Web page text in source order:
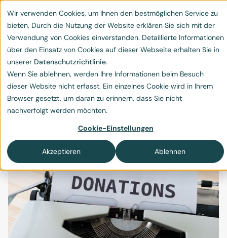
Wir verwenden Cookies, um Ihnen den bestmöglichen Service zu
bieten. Durch die Nutzung der Website erklären Sie sich mit der
Verwendung von Cookies einverstanden. Detaillierte Informationen
über den Einsatz von Cookies auf dieser Webseite erhalten Sie in
unserer Datenschutzrichtlinie.
Wenn Sie ablehnen, werden Ihre Informationen beim Besuch
dieser Website nicht erfasst. Ein einzelnes Cookie wird in Ihrem
Browser gesetzt, um daran zu erinnern, dass Sie nicht
nachverfolgt werden möchten.
Cookie-Einstellungen
Akzeptieren Ablehnen
Spende vs Social
Sponsoring
Was ist Social Sponsoring?